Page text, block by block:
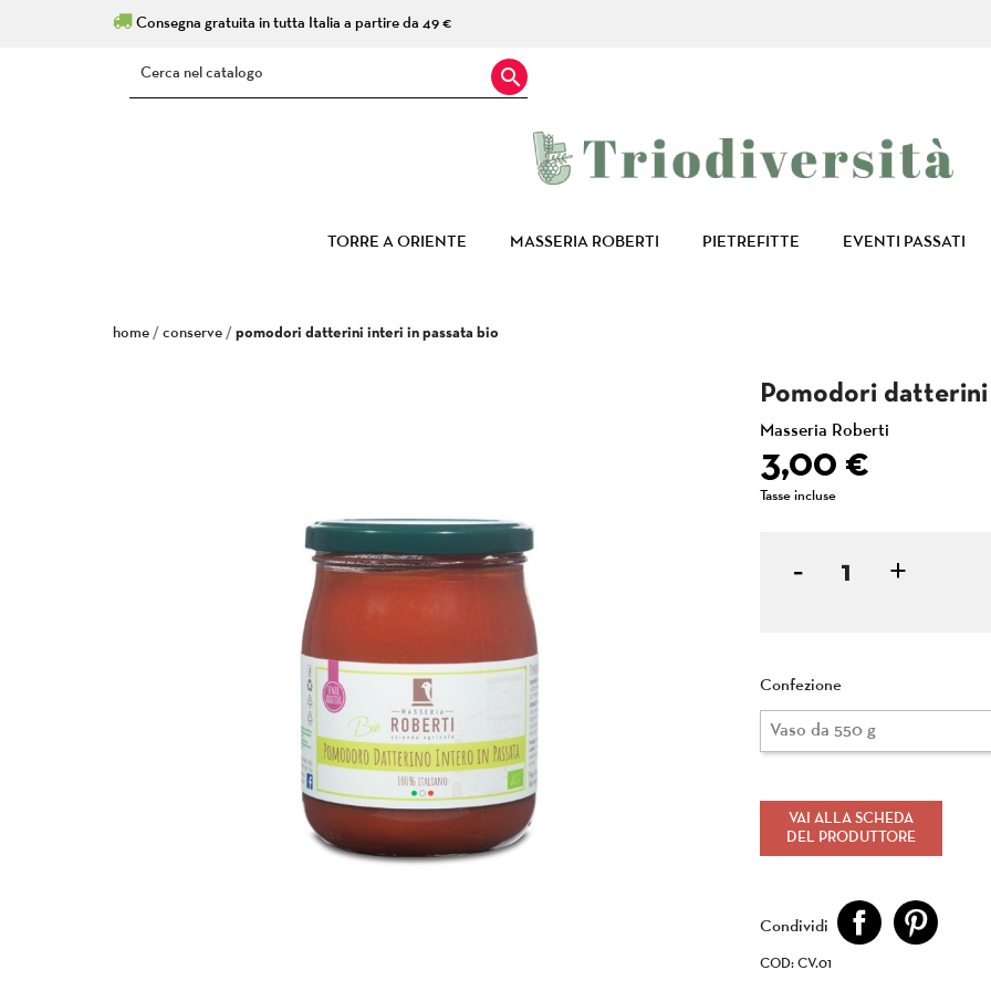
Consegna gratuita in tutta Italia a partire da 49 €

TORRE A ORIENTE MASSERIA ROBERTI PIETREFITTE EVENTI PASSATI
home conserve pomodori datterini interi in passata bio
Pomodori
Masseria Roberti
3,00 €
Tasse incluse
Confezione
VAI ALLA SCHEDA
DEL PRODUTTORE
Condividi
COD: CV.01